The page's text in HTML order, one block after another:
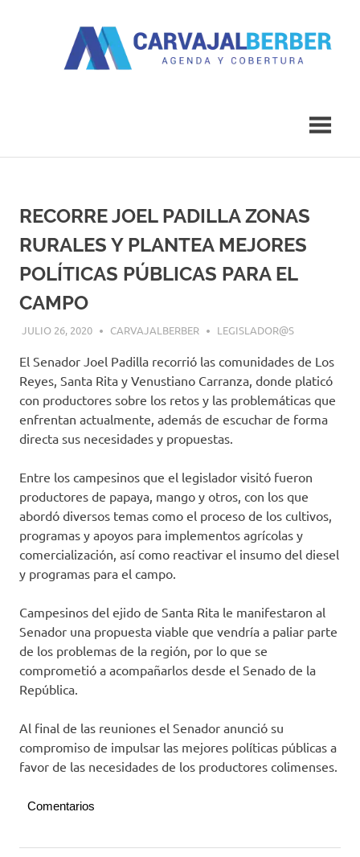
RECORRE JOEL PADILLA ZONAS
RURALES Y PLANTEA MEJORES
POLÍTICAS PÚBLICAS PARA EL
CAMPO
JULIO 26, 2020 CARVAJALBERBER LEGISLADOR@S
El Senador Joel Padilla recorrió las comunidades de Los
Reyes, Santa Rita y Venustiano Carranza, donde platicó
con productores sobre los retos y las problemáticas que
enfrentan actualmente, además de escuchar de forma
directa sus necesidades y propuestas.
Entre los campesinos que el legislador visitó fueron
productores de papaya, mango y otros, con los que
abordó diversos temas como el proceso de los cultivos,
programas y apoyos para implementos agrícolas y
comercialización, así como reactivar el insumo del diesel
y programas para el campo.
Campesinos del ejido de Santa Rita le manifestaron al
Senador una propuesta viable que vendría a paliar parte
de los problemas de la región, por lo que se
comprometió a acompañarlos desde el Senado de la
República.
Al final de las reuniones el Senador anunció su
compromiso de impulsar las mejores políticas públicas a
favor de las necesidades de los productores colimenses.
Comentarios